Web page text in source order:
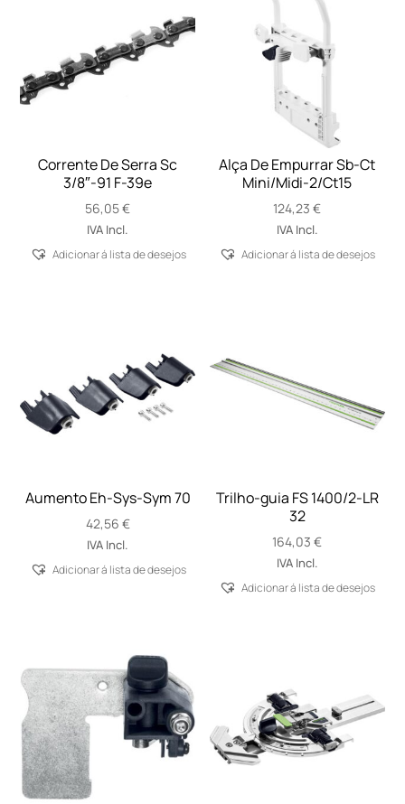
Corrente De Serra Sc
3/8″-91 F-39e
56,05€
IVA Incl.
Adicionar á lista de desejos
Alça De Empurrar Sb-Ct
Mini/Midi-2/Ct15
124,23€
IVA Incl.
Adicionar á lista de desejos
Aumento Eh-Sys-Sym 70
42,56 €
IVA Incl.
Adicionar á lista de desejos
Trilho-guia FS 1400/2-LR
32
164,03€
IVA Incl.
Adicionar á lista de desejos